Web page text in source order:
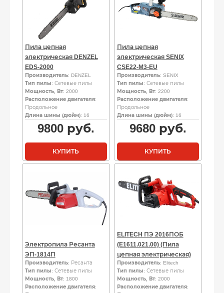
Пила цепная
электрическая DENZEL
EDS-2000
Производитель: DENZEL
Тип пилы: Сетевые пилы
Мощность, Вт: 2000
Расположение двигателя:
Продольное
Длина шины (дюйм): 16
9800руб.
КУПИТЬ
Пила цепная
электрическая SENIX
CSE22-M3-EU
Производитель: SENIX
Тип пилы: Сетевые пилы
Мощность, Вт: 2200
Расположение двигателя:
Продольное
Длина шины (дюйм): 16
9680руб.
КУПИТЬ
Электропила Ресанта
ЭП-1814П
Производитель: Ресанта
Тип пилы: Сетевые пилы
Мощность, Вт: 1800
Расположение двигателя:
ELITECH ПЭ 2016ПОБ
(E1611.021.00) (Пила
цепная электрическая)
Производитель: Elitech
Тип пилы: Сетевые пилы
Мощность, Вт: 2000
Расположение двигателя: